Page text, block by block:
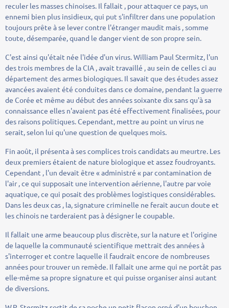
reculer les masses chinoises. Il fallait , pour attaquer ce pays, un
ennemi bien plus insidieux, qui put s'infiltrer dans une population
toujours prête à se lever contre l'étranger maudit mais , somme
toute, désemparée, quand le danger vient de son propre sein.
C'est ainsi qu'était née l'idée d'un virus. William Paul Stermitz, l'un
des trois membres de la CIA , avait travaillé , au sein de celles ci au
département des armes biologiques. Il savait que des études assez
avancées avaient été conduites dans ce domaine, pendant la guerre
de Corée et même au début des années soixante dix sans qu'à sa
connaissance elles n'avaient pas été effectivement finalisées, pour
des raisons politiques. Cependant, mettre au point un virus ne
serait, selon lui qu'une question de quelques mois.
Fin août, il présenta à ses complices trois candidats au meurtre. Les
deux premiers étaient de nature biologique et assez foudroyants.
Cependant , l'un devait être « administré « par contamination de
l'air , ce qui supposait une intervention aérienne, l'autre par voie
aquatique, ce qui posait des problèmes logistiques considérables.
Dans les deux cas , la, signature criminelle ne ferait aucun doute et
les chinois ne tarderaient pas à désigner le coupable.
Il fallait une arme beaucoup plus discrète, sur la nature et l'origine
de laquelle la communauté scientifique mettrait des années à
s'interroger et contre laquelle il faudrait encore de nombreuses
années pour trouver un remède. Il fallait une arme qui ne portât pas
elle-même sa propre signature et qui puisse organiser ainsi autant
de diversions.